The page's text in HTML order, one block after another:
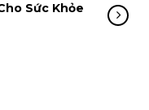
Sức Khỏe